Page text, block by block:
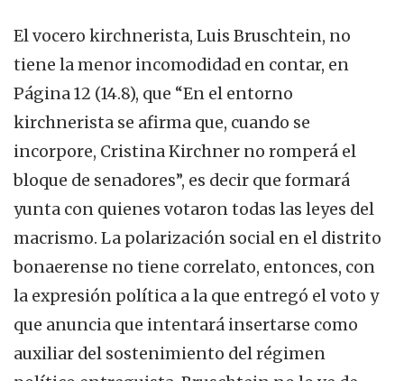
El vocero kirchnerista, Luis Bruschtein, no
tiene la menor incomodidad en contar, en
Página 12 (14.8), que “En el entorno
kirchnerista se afirma que, cuando se
incorpore, Cristina Kirchner no romperá el
bloque de senadores”, es decir que formará
yunta con quienes votaron todas las leyes del
macrismo. La polarización social en el distrito
bonaerense no tiene correlato, entonces, con
la expresión política a la que entregó el voto y
que anuncia que intentará insertarse como
auxiliar del sostenimiento del régimen